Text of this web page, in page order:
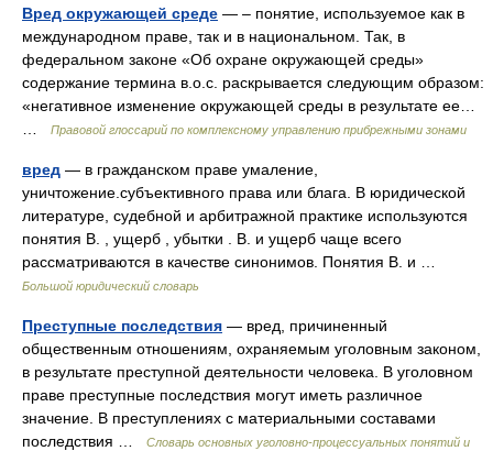
Вред окружающей среде — – понятие, используемое как в
международном праве, так и в национальном. Так, в
федеральном законе «Об охране окружающей среды»
содержание термина в.о.с. раскрывается следующим образом:
«негативное изменение окружающей среды в результате ее…
Правовой глоссарий по комплексному управлению прибрежными зонами
вред — в гражданском праве умаление,
уничтожение.субъективного права или блага. В юридической
литературе, судебной и арбитражной практике используются
понятия В. , ущерб , убытки . В. и ущерб чаще всего
рассматриваются в качестве синонимов. Понятия В. и …
Большой юридический словарь
Преступные последствия — вред, причиненный
общественным отношениям, охраняемым уголовным законом,
в результате преступной деятельности человека. В уголовном
праве преступные последствия могут иметь различное
значение. В преступлениях с материальными составами
последствия …
Словарь основных уголовно-процессуальных понятий и